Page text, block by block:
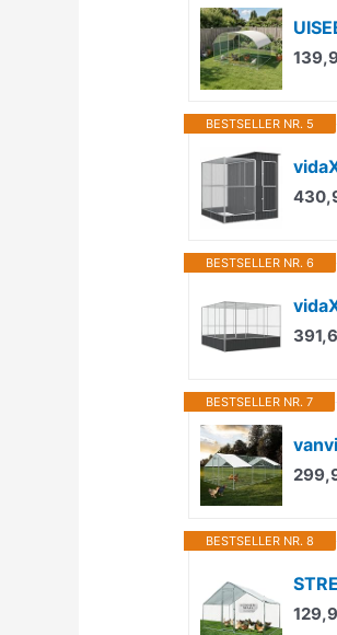
BESTSELLER NR. 5
BESTSELLER NR. 6
BESTSELLER NR. 7
BESTSELLER NR. 8